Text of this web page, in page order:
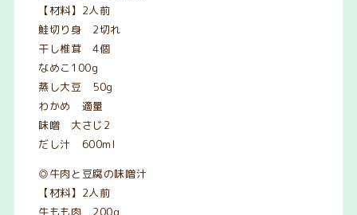
【材料】2人前
鮭切り身 2切れ
干し椎茸 4個
なめこ100g
蒸し大豆 50g
わかめ 適量
味噌 大さじ2
だし汁 600ml
◎牛肉と豆腐の味噌汁
【材料】2人前
牛もも肉 200g